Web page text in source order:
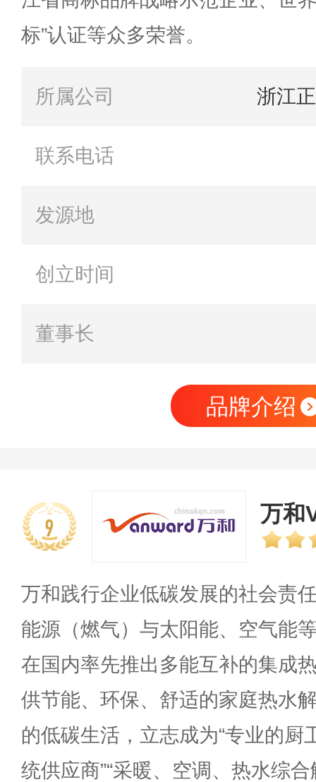
标”认证等众多荣誉。
所属公司 浙江
联系电话
发源地
创立时间
董事长
品牌介绍
9 万和
万和践行企业低碳发展的社会责
能源（燃气）与太阳能、空气能
在国内率先推出多能互补的集成
供节能、环保、舒适的家庭热水
的低碳生活，立志成为“专业的厨
统供应商”“采暖、空调、热水综